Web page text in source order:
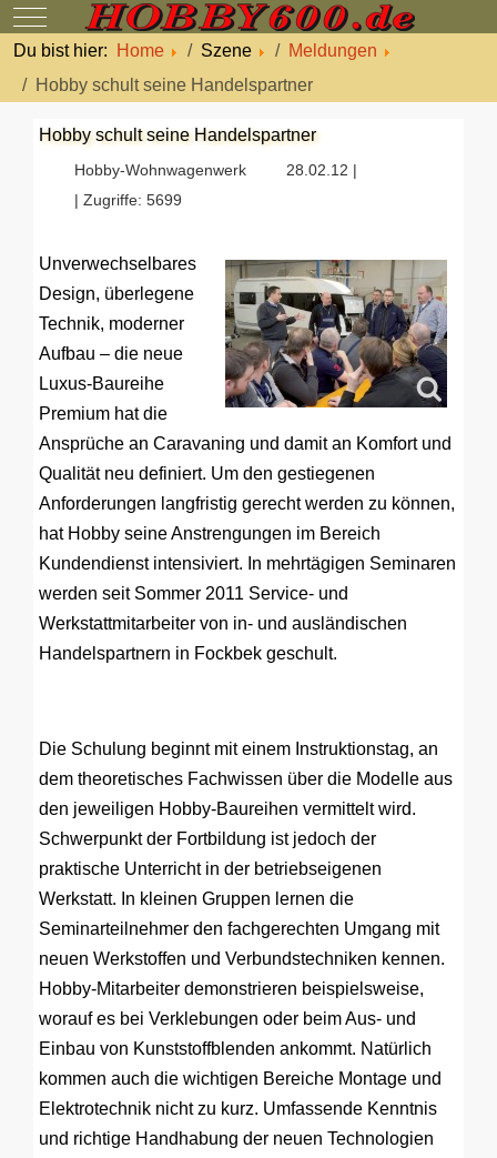
Mobile Menu Toggle
Du bist hier:
Home Szene
Meldungen
Hobby schult seine Handelspartner
Hobby schult seine Handelspartner
Hobby-Wohnwagenwerk
28.02.12 |
| Zugriffe: 5699
Unverwechselbares
Design, überlegene
Technik, moderner
Aufbau – die neue
Luxus-Baureihe
Premium hat die
Ansprüche an Caravaning und damit an Komfort und
Qualität neu definiert. Um den gestiegenen
Anforderungen langfristig gerecht werden zu können,
hat Hobby seine Anstrengungen im Bereich
Kundendienst intensiviert. In mehrtägigen Seminaren
werden seit Sommer 2011 Service- und
Werkstattmitarbeiter von in- und ausländischen
Handelspartnern in Fockbek geschult.
Die Schulung beginnt mit einem Instruktionstag, an
dem theoretisches Fachwissen über die Modelle aus
den jeweiligen Hobby-Baureihen vermittelt wird.
Schwerpunkt der Fortbildung ist jedoch der
praktische Unterricht in der betriebseigenen
Werkstatt. In kleinen Gruppen lernen die
Seminarteilnehmer den fachgerechten Umgang mit
neuen Werkstoffen und Verbundstechniken kennen.
Hobby-Mitarbeiter demonstrieren beispielsweise,
worauf es bei Verklebungen oder beim Aus- und
Einbau von Kunststoffblenden ankommt. Natürlich
kommen auch die wichtigen Bereiche Montage und
Elektrotechnik nicht zu kurz. Umfassende Kenntnis
und richtige Handhabung der neuen Technologien